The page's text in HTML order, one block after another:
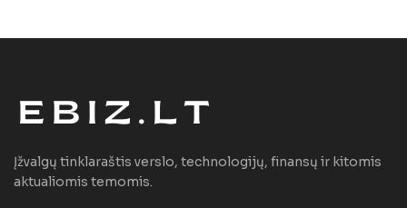
Įžvalgų tinklaraštis verslo, technologijų, finansų ir kitomis
aktualiomis temomis.